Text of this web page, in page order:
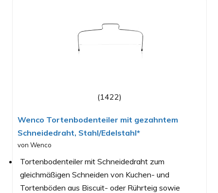
(1422)
Wenco Tortenbodenteiler mit gezahntem
Schneidedraht, Stahl/Edelstahl*
von Wenco
Tortenbodenteiler mit Schneidedraht zum
gleichmäßigen Schneiden von Kuchen- und
Tortenböden aus Biscuit- oder Rührteig sowie